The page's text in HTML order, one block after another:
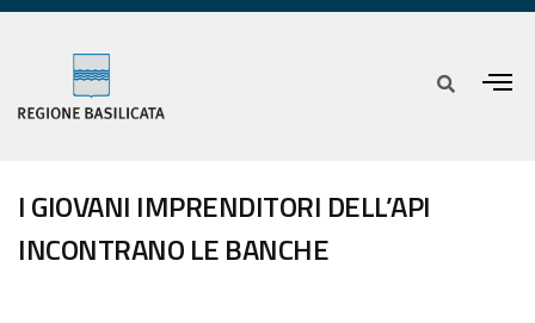
I GIOVANI IMPRENDITORI DELL’API
INCONTRANO LE BANCHE